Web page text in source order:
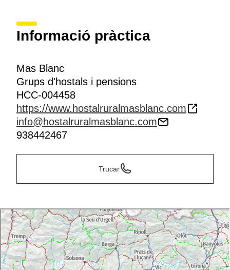
Informació pràctica
Mas Blanc
Grups d'hostals i pensions
HCC-004458
https://www.hostalruralmasblanc.com
info@hostalruralmasblanc.com
938442467
Trucar